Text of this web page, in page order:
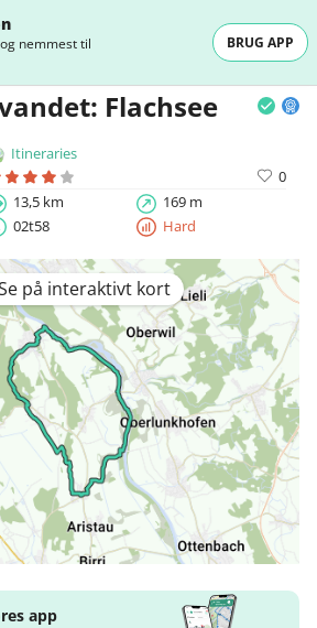
nemmest til
BRUG APP
Flachsee
Itineraries
0
13,5 km
169 m
02t58
Hard
på interaktivt kort
app